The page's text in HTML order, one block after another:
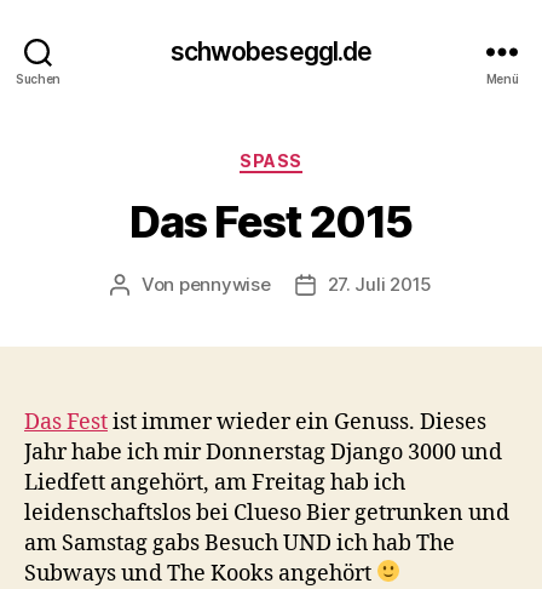
Suchen
schwobeseggl.de
Menü
Kategorien
SPASS
Das Fest 2015
Beitragsautor
Von pennywise Veröffentlichungsdatum
27. Juli 2015
Das Festist immer wieder ein Genuss. Dieses
Jahr habe ich mir Donnerstag Django 3000 und
Liedfett angehört, am Freitag hab ich
leidenschaftslos bei Clueso Bier getrunken und
am Samstag gabs Besuch UND ich hab The
Subways und The Kooks angehört